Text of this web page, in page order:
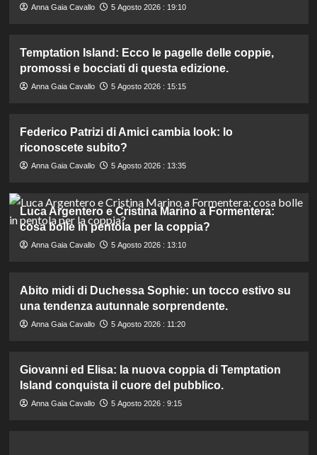
Anna Gaia Cavallo 5 Agosto 2026 : 19:10
Temptation Island: Ecco le pagelle delle coppie,
promossi e bocciati di questa edizione.
Anna Gaia Cavallo 5 Agosto 2026 : 15:15
Federico Patrizi di Amici cambia look: lo
riconoscete subito?
Anna Gaia Cavallo 5 Agosto 2026 : 13:35
Luca Argentero e Cristina Marino a Formentera:
cosa bolle in pentola per la coppia?
Anna Gaia Cavallo 5 Agosto 2026 : 13:10
Abito midi di Duchessa Sophie: un tocco estivo su
una tendenza autunnale sorprendente.
Anna Gaia Cavallo 5 Agosto 2026 : 11:20
Giovanni ed Elisa: la nuova coppia di Temptation
Island conquista il cuore del pubblico.
Anna Gaia Cavallo 5 Agosto 2026 : 9:15